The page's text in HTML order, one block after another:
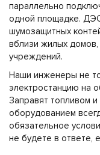
параллельно
одной площадке.
шумозащитных
вблизи жилых домов,
учреждений.
Наши инженеры не
электростанцию на
Заправят топливом
оборудованием
обязательное
не будете в ответе,